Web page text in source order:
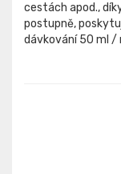
cestách apod.,
postupně,
dávkování 50 ml /